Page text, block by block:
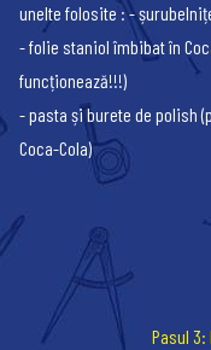
unelte folosite : -
- folie staniol îmbibat în
funcționează!!!)
- pasta și burete de polish
Coca-Cola)
Pasul